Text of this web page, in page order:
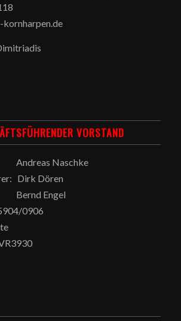
VORSTAND
Andreas Naschke
Dirk Dören
Engel
0906